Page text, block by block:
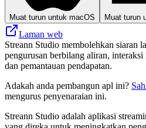
Muat turun untuk macOS Muat turun
Laman web
Streann Studio membolehkan siaran
pengurusan berbilang aliran, interaksi
dan pemantauan pendapatan.
Adakah anda pembangun apl ini?
mengurus penyenaraian ini.
Streann Studio adalah aplikasi